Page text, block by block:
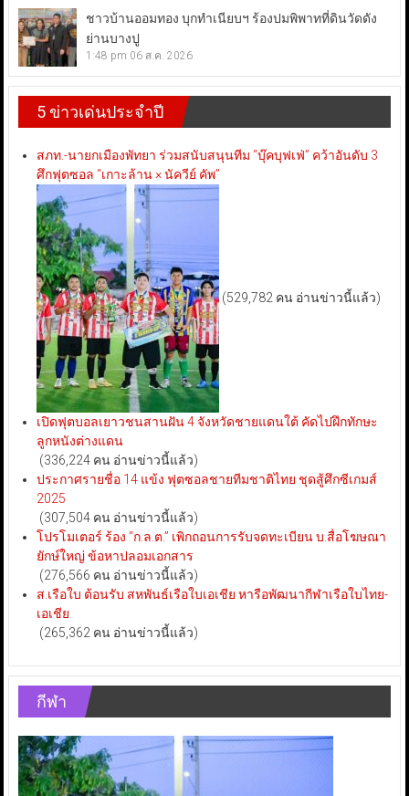
ชาวบ้านออมทอง บุกทำเนียบฯ ร้องปมพิพาทที่ดินวัดดัง
ย่านบางปู
1:48 pm 06 ส.ค. 2026
5 ข่าวเด่นประจำปี
สภท.-นายกเมืองพัทยา ร่วมสนับสนุนทีม “บุ๊คบุฟเฟ่” คว้าอันดับ 3
ศึกฟุตซอล “เกาะล้าน × นัควีย์ คัพ”
(529,782 คน อ่านข่าวนี้แล้ว)
เปิดฟุตบอลเยาวชนสานฝัน 4 จังหวัดชายแดนใต้ คัดไปฝึกทักษะ
ลูกหนังต่างแดน
(336,224 คน อ่านข่าวนี้แล้ว)
ประกาศรายชื่อ 14 แข้ง ฟุตซอลชายทีมชาติไทย ชุดสู้ศึกซีเกมส์
2025
(307,504 คน อ่านข่าวนี้แล้ว)
โปรโมเตอร์ ร้อง “ก.ล.ต.” เพิกถอนการรับจดทะเบียน บ.สื่อโฆษณา
ยักษ์ใหญ่ ข้อหาปลอมเอกสาร
(276,566 คน อ่านข่าวนี้แล้ว)
ส.เรือใบ ต้อนรับ สหพันธ์เรือใบเอเชีย หารือพัฒนากีฬาเรือใบไทย-
เอเชีย
(265,362 คน อ่านข่าวนี้แล้ว)
กีฬา